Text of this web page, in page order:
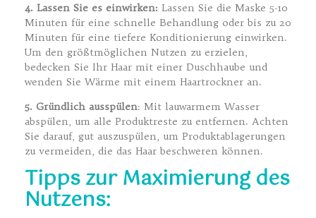
4. Lassen Sie es einwirken: Lassen Sie die Maske 5-10
Minuten für eine schnelle Behandlung oder bis zu 20
Minuten für eine tiefere Konditionierung einwirken.
Um den größtmöglichen Nutzen zu erzielen,
bedecken Sie Ihr Haar mit einer Duschhaube und
wenden Sie Wärme mit einem Haartrockner an.
5. Gründlich ausspülen: Mit lauwarmem Wasser
abspülen, um alle Produktreste zu entfernen. Achten
Sie darauf, gut auszuspülen, um Produktablagerungen
zu vermeiden, die das Haar beschweren können.
Tipps zur Maximierung des
Nutzens: